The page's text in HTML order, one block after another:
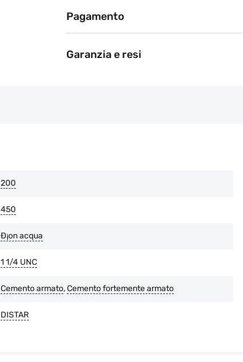
BRT, DHL, Poste Italiane
consegna migliore.
Pagamento
(bonifico bancario, carta di
Garanzia e resi
200
450
Ð¡on acqua
1 1/4 UNC
Cemento armato,Cemento fortemente armato
DISTAR